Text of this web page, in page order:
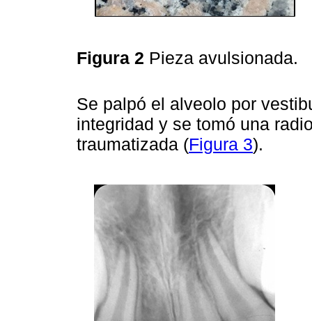
Figura 2 Pieza avulsionada.
Se palpó el alveolo por
integridad y se tomó una
traumatizada (Figura 3).